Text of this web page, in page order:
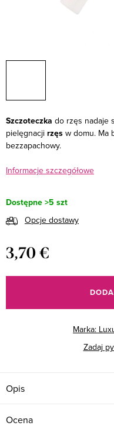
Szczoteczka do rzęs nadaje
pielęgnacji rzęs w domu. Ma
bezzapachowy.
Informacje szczegółowe
Dostępne >5 szt
Opcje dostawy
3,70 €
jednostkowa:
Marka:
Zadaj
Opis
Ocena